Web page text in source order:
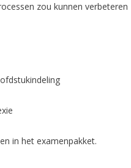
zou kunnen verbeteren
in het examenpakket.